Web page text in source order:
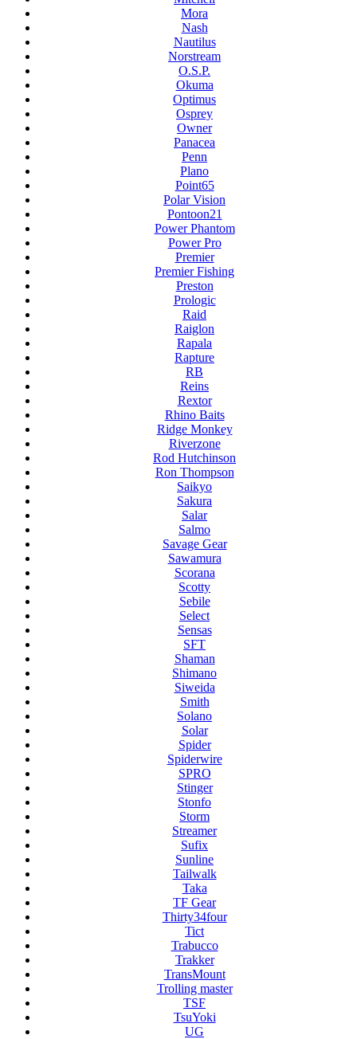
Mora
Nash
Nautilus
Norstream
O.S.P.
Okuma
Optimus
Osprey
Owner
Panacea
Penn
Plano
Point65
Polar Vision
Pontoon21
Power Phantom
Power Pro
Premier
Premier Fishing
Preston
Prologic
Raid
Raiglon
Rapala
Rapture
RB
Reins
Rextor
Rhino Baits
Ridge Monkey
Riverzone
Rod Hutchinson
Ron Thompson
Saikyo
Sakura
Salar
Salmo
Savage Gear
Sawamura
Scorana
Scotty
Sebile
Select
Sensas
SFT
Shaman
Shimano
Siweida
Smith
Solano
Solar
Spider
Spiderwire
SPRO
Stinger
Stonfo
Storm
Streamer
Sufix
Sunline
Tailwalk
Taka
TF Gear
Thirty34four
Tict
Trabucco
Trakker
TransMount
Trolling master
TSF
TsuYoki
UG